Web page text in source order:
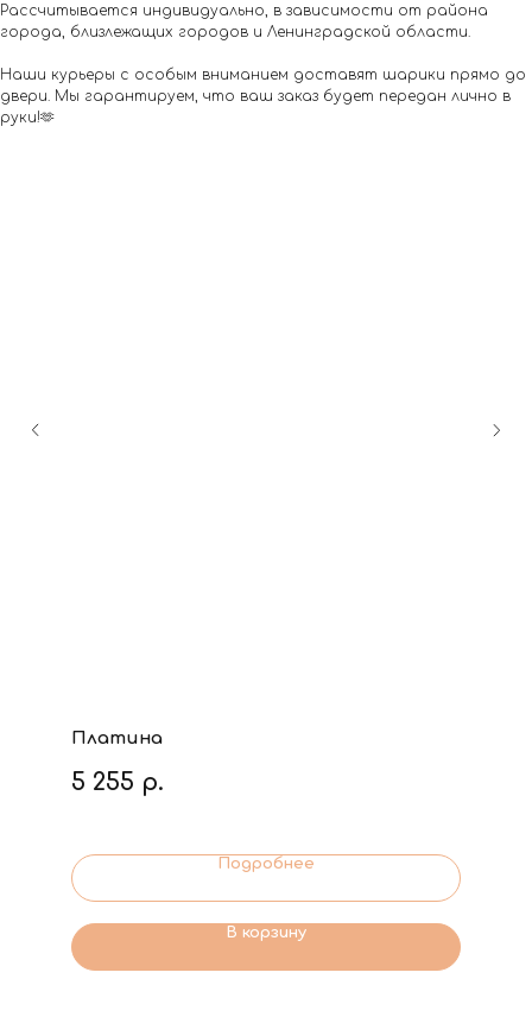
Рассчитывается индивидуально, в зависимости от района
города, близлежащих городов и Ленинградской области.
Наши курьеры с особым вниманием доставят шарики прямо до
двери. Мы гарантируем, что ваш заказ будет передан лично в
руки!🫶
Платина
5 255 р.
Подробнее
В корзину